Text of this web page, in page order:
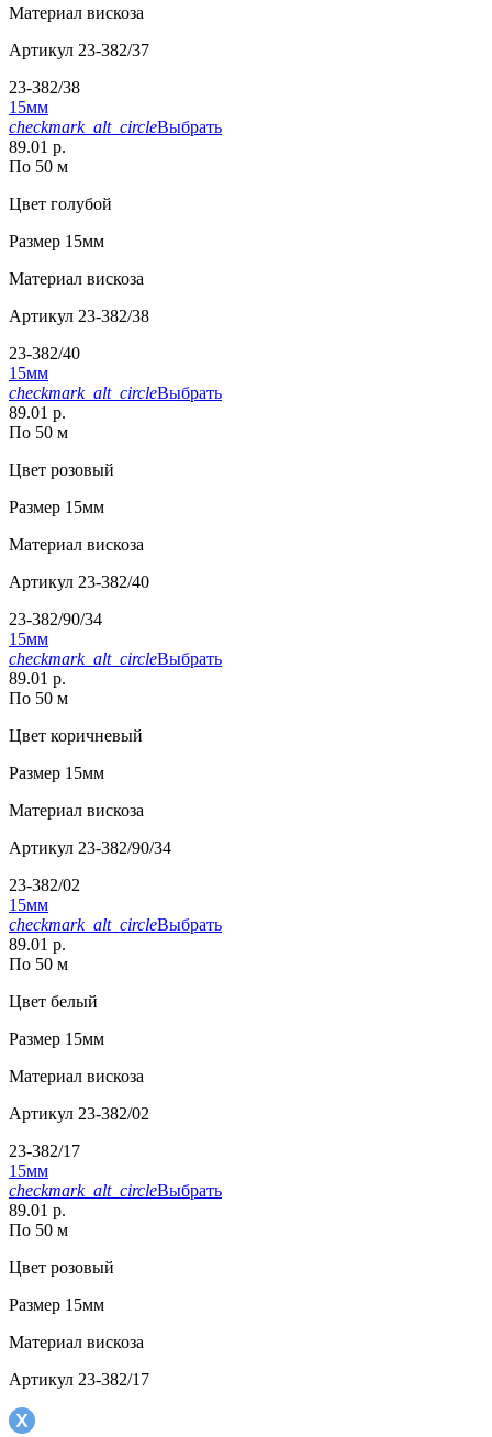
Материал вискоза
Артикул 23-382/37
23-382/38
15мм
checkmark_alt_circleВыбрать
89.01 р.
По 50 м
Цвет голубой
Размер 15мм
Материал вискоза
Артикул 23-382/38
23-382/40
15мм
checkmark_alt_circleВыбрать
89.01 р.
По 50 м
Цвет розовый
Размер 15мм
Материал вискоза
Артикул 23-382/40
23-382/90/34
15мм
checkmark_alt_circleВыбрать
89.01 р.
По 50 м
Цвет коричневый
Размер 15мм
Материал вискоза
Артикул 23-382/90/34
23-382/02
15мм
checkmark_alt_circleВыбрать
89.01 р.
По 50 м
Цвет белый
Размер 15мм
Материал вискоза
Артикул 23-382/02
23-382/17
15мм
checkmark_alt_circleВыбрать
89.01 р.
По 50 м
Цвет розовый
Размер 15мм
Материал вискоза
Артикул 23-382/17